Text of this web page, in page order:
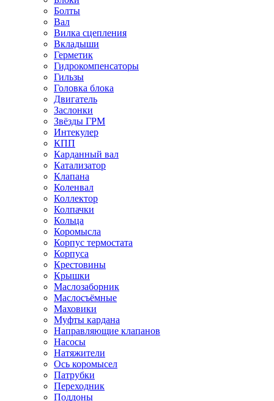
Болты
Вал
Вилка сцепления
Вкладыши
Герметик
Гидрокомпенсаторы
Гильзы
Головка блока
Двигатель
Заслонки
Звёзды ГРМ
Интекулер
КПП
Карданный вал
Катализатор
Клапана
Коленвал
Коллектор
Колпачки
Кольца
Коромысла
Корпус термостата
Корпуса
Крестовины
Крышки
Маслозаборник
Маслосъёмные
Маховики
Муфты кардана
Направляющие клапанов
Насосы
Натяжители
Ось коромысел
Патрубки
Переходник
Поддоны